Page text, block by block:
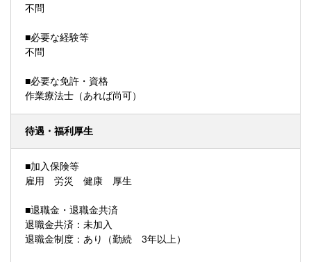
不問
■必要な経験等
不問
■必要な免許・資格
作業療法士（あれば尚可）
待遇・福利厚生
■加入保険等
雇用 労災 健康 厚生
■退職金・退職金共済
退職金共済：未加入
退職金制度：あり（勤続 3年以上）